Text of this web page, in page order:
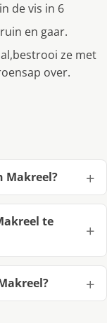
de vis in 6
en gaar.
ze met
over.
Makreel?
te